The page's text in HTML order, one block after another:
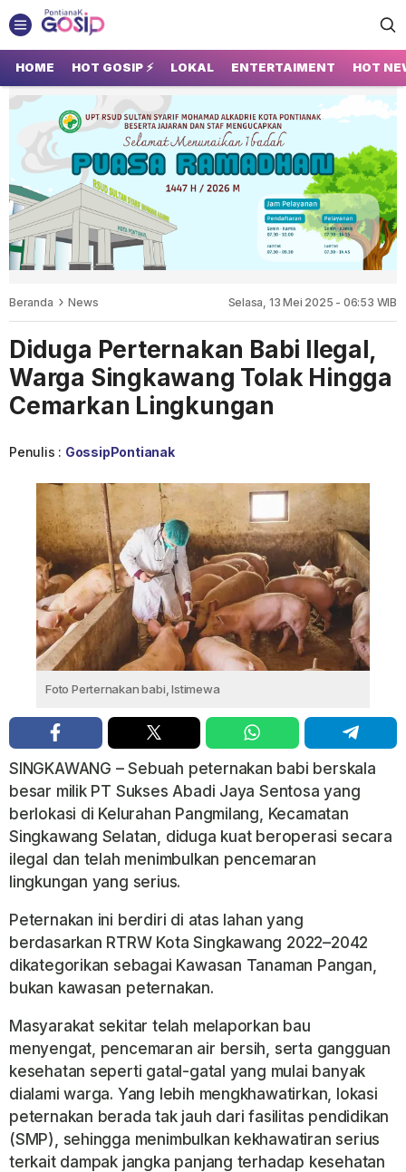
GOSIP PONTIANAK
Tempatnya Gosip Terupdate Pontianak
HOME HOT GOSIP ⚡ LOKAL ENTERTAIMENT HOT
Beranda News Selasa, 13 Mei 2025 - 06:53 WIB
Diduga Perternakan Babi Ilegal,
Warga Singkawang Tolak Hingga
Cemarkan Lingkungan
Penulis : GossipPontianak
Foto Perternakan babi, Istimewa
SINGKAWANG – Sebuah peternakan babi berskala
besar milik PT Sukses Abadi Jaya Sentosa yang
berlokasi di Kelurahan Pangmilang, Kecamatan
Singkawang Selatan, diduga kuat beroperasi secara
ilegal dan telah menimbulkan pencemaran
lingkungan yang serius.
Peternakan ini berdiri di atas lahan yang
berdasarkan RTRW Kota Singkawang 2022–2042
dikategorikan sebagai Kawasan Tanaman Pangan,
bukan kawasan peternakan.
Masyarakat sekitar telah melaporkan bau
menyengat, pencemaran air bersih, serta gangguan
kesehatan seperti gatal-gatal yang mulai banyak
dialami warga. Yang lebih mengkhawatirkan, lokasi
peternakan berada tak jauh dari fasilitas pendidikan
(SMP), sehingga menimbulkan kekhawatiran serius
terkait dampak jangka panjang terhadap kesehatan